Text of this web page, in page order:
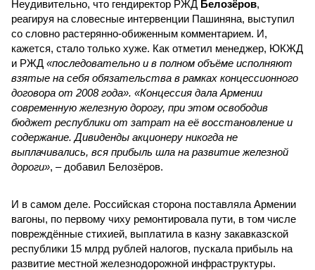
Неудивительно, что гендиректор РЖД Белозёров,
реагируя на словесные интервенции Пашиняна, выступил
со словно растерянно-обиженным комментарием. И,
кажется, стало только хуже. Как отметил менеджер, ЮКЖД
и РЖД «последовательно и в полном объёме исполняют
взятые на себя обязательства в рамках концессионного
договора от 2008 года». «Концессия дала Армении
современную железную дорогу, при этом освободив
бюджет республики от затрат на её восстановление и
содержание. Дивиденды акционеру никогда не
выплачивались, вся прибыль шла на развитие железной
дороги», – добавил Белозёров.
И в самом деле. Российская сторона поставляла Армении
вагоны, по первому чиху ремонтировала пути, в том числе
повреждённые стихией, выплатила в казну закавказской
республики 15 млрд рублей налогов, пускала прибыль на
развитие местной железнодорожной инфраструктуры.